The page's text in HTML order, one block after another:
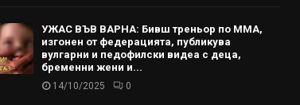
УЖАС ВЪВ ВАРНА: Бивш треньор по ММА,
изгонен от федерацията, публикува
вулгарни и педофилски видеа с деца,
бременни жени и...
14/10/2025 0